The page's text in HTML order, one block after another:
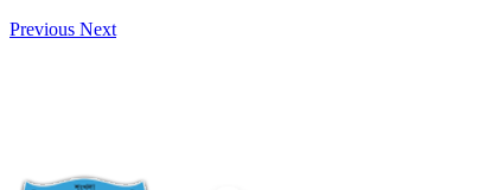
Previous Next